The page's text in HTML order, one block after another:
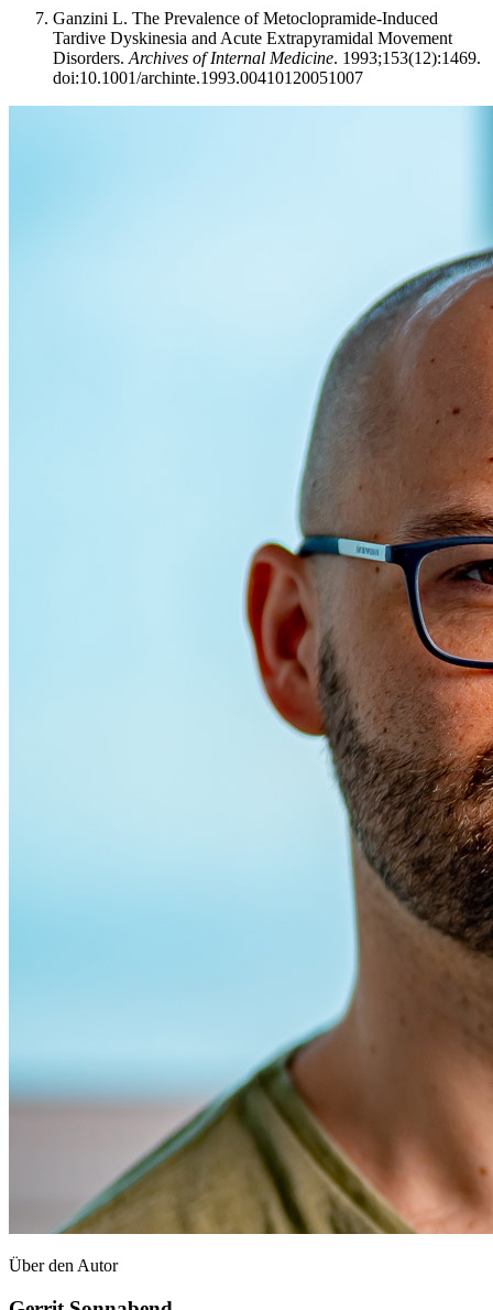
Ganzini L. The Prevalence of Metoclopramide-Induced
Tardive Dyskinesia and Acute Extrapyramidal Movement
Disorders. Archives of Internal Medicine. 1993;153(12):1469.
doi:10.1001/archinte.1993.00410120051007
Über den Autor